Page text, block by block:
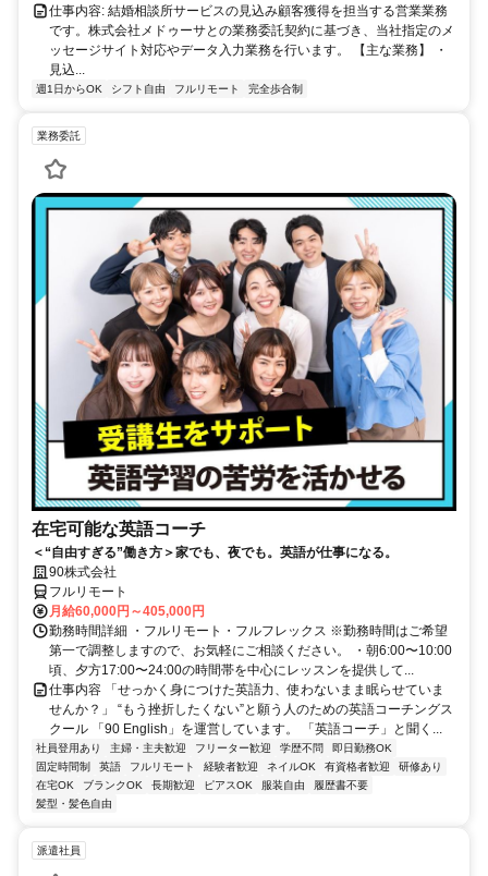
仕事内容: 結婚相談所サービスの見込み顧客獲得を担当する営業業務
です。株式会社メドゥーサとの業務委託契約に基づき、当社指定のメ
ッセージサイト対応やデータ入力業務を行います。 【主な業務】 ・
見込...
週1日からOK シフト自由 フルリモート 完全歩合制
業務委託
在宅可能な英語コーチ
＜“自由すぎる”働き方＞家でも、夜でも。英語が仕事になる。
90株式会社
フルリモート
月給60,000円～405,000円
勤務時間詳細 ・フルリモート・フルフレックス ※勤務時間はご希望
第一で調整しますので、お気軽にご相談ください。 ・朝6:00〜10:00
頃、夕方17:00〜24:00の時間帯を中心にレッスンを提供して...
仕事内容 「せっかく身につけた英語力、使わないまま眠らせていま
せんか？」 “もう挫折したくない”と願う人のための英語コーチングス
クール 「90 English」を運営しています。 「英語コーチ」と聞く...
社員登用あり 主婦・主夫歓迎 フリーター歓迎 学歴不問
即日勤務OK
固定時間制
英語 フルリモート 経験者歓迎 ネイルOK 有資格者歓迎
研修あり
在宅OK
ブランクOK 長期歓迎 ピアスOK 服装自由
履歴書不要
髪型・髪色自由
派遣社員